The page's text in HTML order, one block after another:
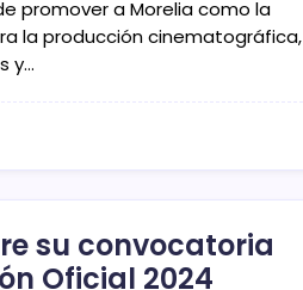
promover a Morelia como la
la producción cinematográfica,
y…
su convocatoria
Oficial 2024